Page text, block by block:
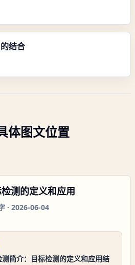
结合
体图文位置
测的定义和应用
· 2026-06-04
测简介：目标检测的定义和应用结